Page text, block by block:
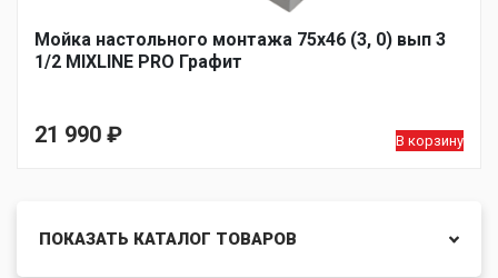
Мойка настольного монтажа 75х46 (3, 0) вып 3
1/2 MIXLINE PRO Графит
21 990 ₽ В корзину
ПОКАЗАТЬ КАТАЛОГ ТОВАРОВ